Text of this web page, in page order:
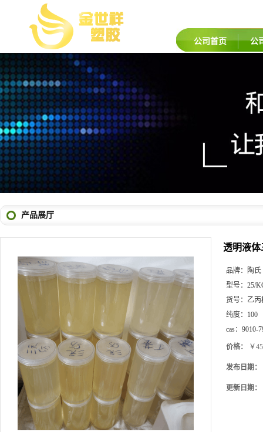
公司首页 公
产品展厅
透明液体
品牌：
陶氏
型号： 25/
货号： 乙丙
纯度： 100
cas： 9010-
价格： ￥
发布日期：
更新日期：